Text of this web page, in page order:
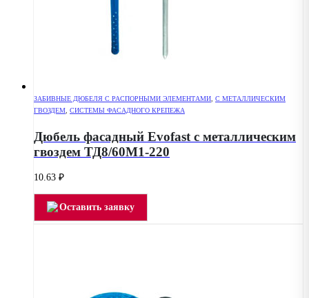
ЗАБИВНЫЕ ДЮБЕЛЯ С РАСПОРНЫМИ ЭЛЕМЕНТАМИ С МЕТАЛЛИЧЕСКИМ
ГВОЗДЕМ СИСТЕМЫ ФАСАДНОГО КРЕПЕЖА
Дюбель фасадный Evofast с металлическим
гвоздем ТД8/60М1-220
10.63 ₽
Оставить заявку